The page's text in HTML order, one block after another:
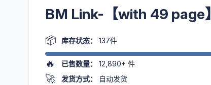
BM Link-【with 49 page】
📦 库存状态： 137件
🔥 已售数量： 12,890+ 件
🚀 发货方式： 自动发货